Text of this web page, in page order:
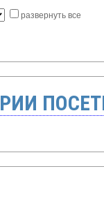
развернуть все